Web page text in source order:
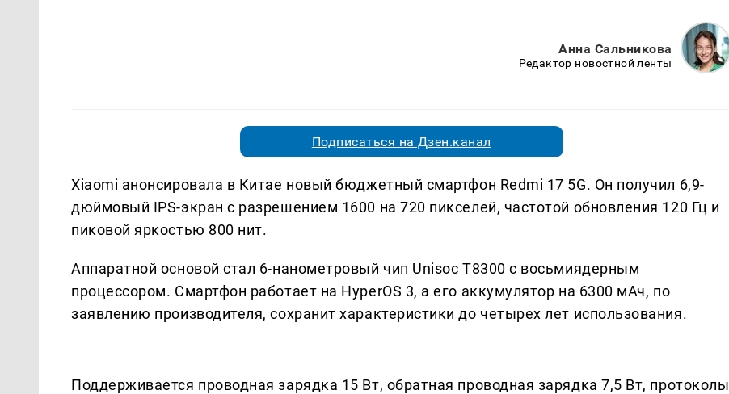
Анна Сальникова
Редактор новостной ленты
Подписаться на Дзен.канал
Xiaomi анонсировала в Китае новый бюджетный смартфон Redmi 17 5G. Он получил 6,9-
дюймовый IPS-экран с разрешением 1600 на 720 пикселей, частотой обновления 120 Гц и
пиковой яркостью 800 нит.
Аппаратной основой стал 6-нанометровый чип Unisoc T8300 с восьмиядерным
процессором. Смартфон работает на HyperOS 3, а его аккумулятор на 6300 мАч, по
заявлению производителя, сохранит характеристики до четырех лет использования.
Поддерживается проводная зарядка 15 Вт, обратная проводная зарядка 7,5 Вт, протоколы